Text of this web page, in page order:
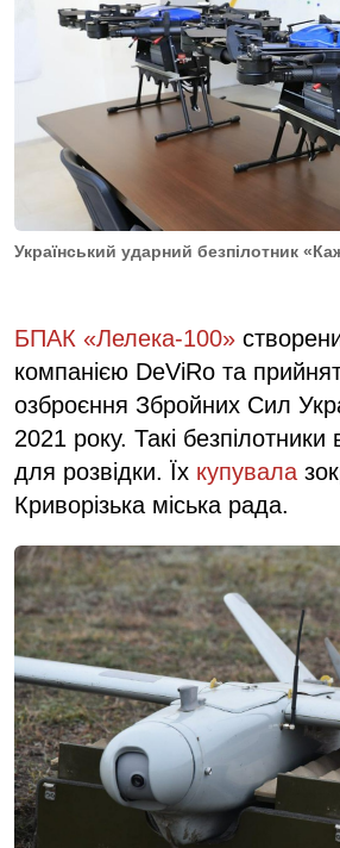
Український ударний безпілотник
БПАК «Лелека-100»
компанією DeViRo та
озброєння Збройних Сил
2021 року. Такі
для розвідки. Їх купувала
Криворізька міська рада.